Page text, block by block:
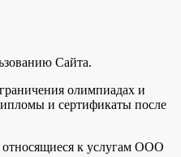
Сайта.
олимпиадах и
и сертификаты после
к услугам ООО